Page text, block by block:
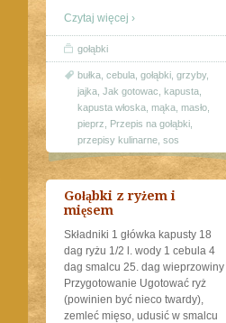
Czytaj więcej ›
gołąbki
bułka cebula gołąbki grzyby,
jajka Jak gotowac kapusta
kapusta włoska mąka masło
pieprz
Przepis na gołąbki
przepisy kulinarne sos
Gołąbki z ryżem i
mięsem
Składniki 1 główka kapusty 18
dag ryżu 1/2 l. wody 1 cebula 4
dag smalcu 25. dag wieprzowiny
Przygotowanie Ugotować ryż
(powinien być nieco twardy),
zemleć mięso, udusić w smalcu